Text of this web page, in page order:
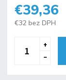
€39,36
€32 bez DPH